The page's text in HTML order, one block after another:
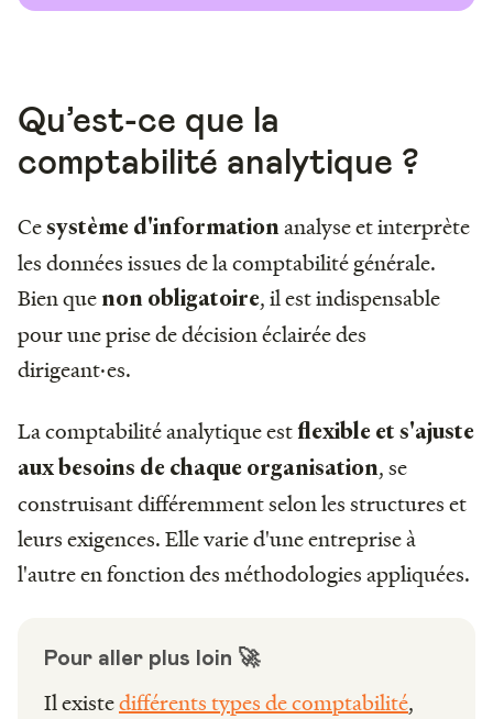
Qu’est-ce que la
comptabilité analytique ?
Cesystème d'information analyse et interprète
les données issues de la comptabilité générale.
Bien que non obligatoire, il est indispensable
pour une prise de décision éclairée des
dirigeant·es.
La comptabilité analytique estflexible et s'ajuste
aux besoins de chaque organisation, se
construisant différemment selon les structures et
leurs exigences. Elle varie d'une entreprise à
l'autre en fonction des méthodologies appliquées.
Pour aller plus loin 🚀
Il existedifférents types de comptabilité,